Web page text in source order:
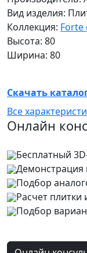
Вид изделия:
Коллекция: Forte
Высота: 80
Ширина: 80
Скачать
Все
Онлайн
Бесплатный
Демонстрация
Подбор
Расчет плитки
Подбор